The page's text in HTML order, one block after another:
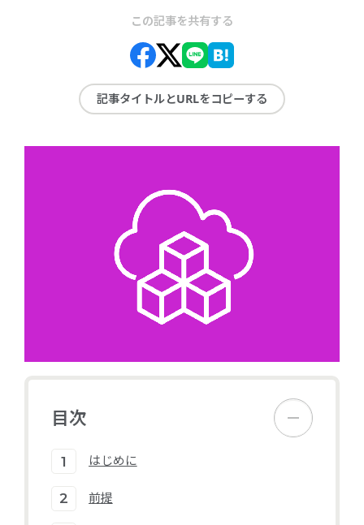
この記事を共有する
記事タイトルとURLをコピーする
目次
はじめに
前提